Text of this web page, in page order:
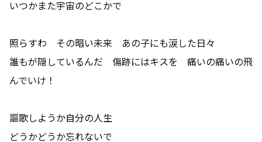
いつかまた宇宙のどこかで
照らすわ その暗い未来 あの子にも涙した日々
誰もが隠しているんだ 傷跡にはキスを 痛いの痛いの飛
んでいけ！
謳歌しようか自分の人生
どうかどうか忘れないで